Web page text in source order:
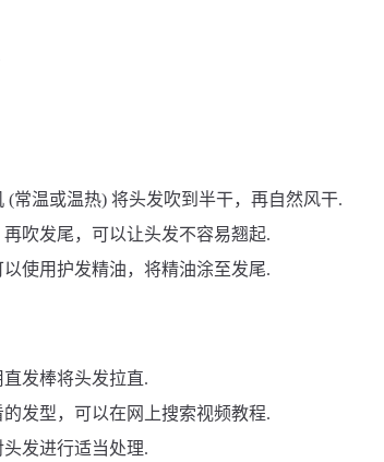
(常温或温热) 将头发吹到半干，再自然风干.
吹发尾，可以让头发不容易翘起.
使用护发精油，将精油涂至发尾.
发棒将头发拉直.
发型，可以在网上搜索视频教程.
发进行适当处理.